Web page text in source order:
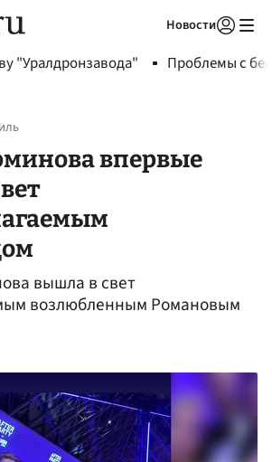
Новости
"Уралдронзавода" Проблемы с
впервые
вышла в свет
возлюбленным Романовым